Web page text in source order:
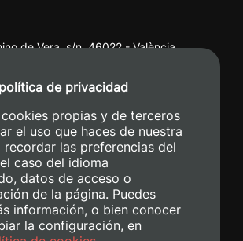
de Vera, s/n. 46022 - València
+34 620 04 00 50
de privacidad
propias y de terceros
el uso que haces de nuestra
las preferencias del
caso del idioma
datos de acceso o
de la página. Puedes
información, o bien conocer
la configuración, en